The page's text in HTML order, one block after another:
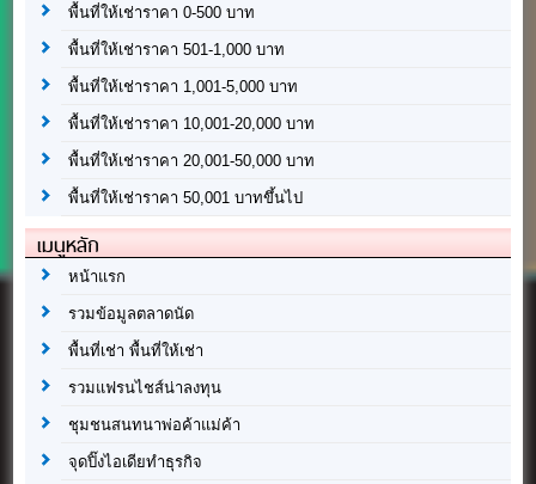
พื้นที่ให้เช่าราคา 0-500 บาท
พื้นที่ให้เช่าราคา 501-1,000 บาท
พื้นที่ให้เช่าราคา 1,001-5,000 บาท
พื้นที่ให้เช่าราคา 10,001-20,000 บาท
พื้นที่ให้เช่าราคา 20,001-50,000 บาท
พื้นที่ให้เช่าราคา 50,001 บาทขึ้นไป
เมนูหลัก
หน้าแรก
รวมข้อมูลตลาดนัด
พื้นที่เช่า พื้นที่ให้เช่า
รวมแฟรนไชส์น่าลงทุน
ชุมชนสนทนาพ่อค้าแม่ค้า
จุดปิ๊งไอเดียทำธุรกิจ